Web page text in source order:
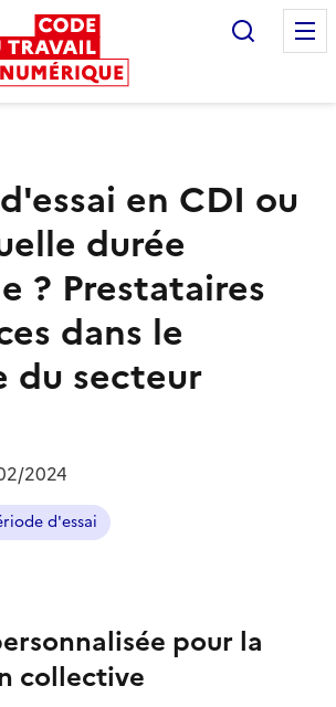
en CDI ou
durée
? Prestataires
dans le
du secteur
2024
d'essai
pour la
collective